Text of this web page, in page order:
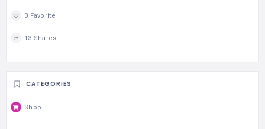
0 Favorite
13 Shares
CATEGORIES
Shop